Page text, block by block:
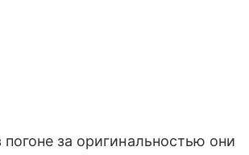
за оригинальностью они